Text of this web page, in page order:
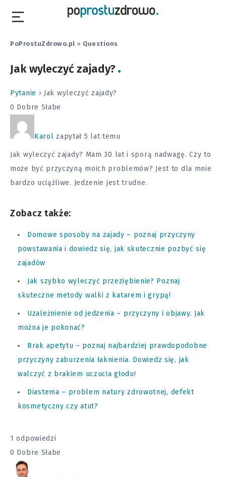
PoProstuZdrowo.pl » Questions
Jak wyleczyć zajady?
Pytanie › Jak wyleczyć zajady?
0 Dobre Słabe
Karol zapytał 5 lat temu
Jak wyleczyć zajady? Mam 30 lat i sporą nadwagę. Czy to
może być przyczyną moich problemów? Jest to dla mnie
bardzo uciążliwe. Jedzenie jest trudne.
Zobacz także:
Domowe sposoby na zajady – poznaj przyczyny
powstawania i dowiedz się, jak skutecznie pozbyć się
zajadów
Jak szybko wyleczyć przeziębienie? Poznaj
skuteczne metody walki z katarem i grypą!
Uzależnienie od jedzenia – przyczyny i objawy. Jak
można je pokonać?
Brak apetytu – poznaj najbardziej prawdopodobne
przyczyny zaburzenia łaknienia. Dowiedz się, jak
walczyć z brakiem uczucia głodu!
Diastema – problem natury zdrowotnej, defekt
kosmetyczny czy atut?
1 odpowiedzi
0 Dobre Słabe